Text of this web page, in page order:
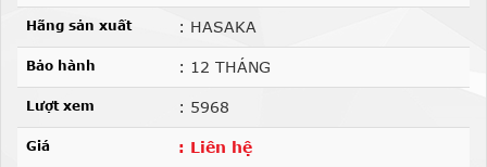
Hãng sản xuất : HASAKA
Bảo hành : 12 THÁNG
Lượt xem : 5968
Giá : Liên hệ